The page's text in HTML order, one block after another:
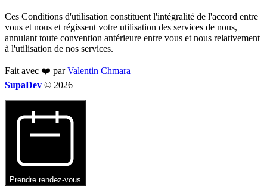
Ces Conditions d'utilisation constituent l'intégralité de l'accord entre
vous et nous et régissent votre utilisation des services de nous,
annulant toute convention antérieure entre vous et nous relativement
à l'utilisation de nos services.
Fait avec ❤️ parValentin Chmara
SupaDev © 2026